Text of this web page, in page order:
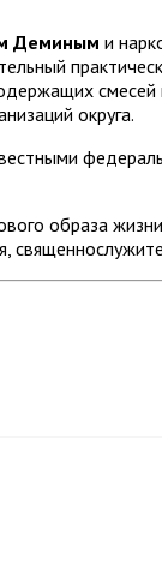
Деминым и
округа.
образа